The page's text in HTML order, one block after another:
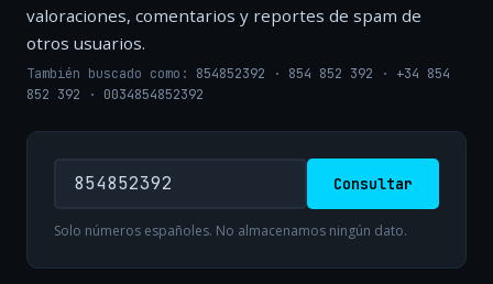
valoraciones, comentarios y reportes de spam de
otros usuarios.
También buscado como: 854852392 · 854 852 392 · +34 854
852 392 · 0034854852392
Consultar
Solo números españoles. No almacenamos ningún dato.